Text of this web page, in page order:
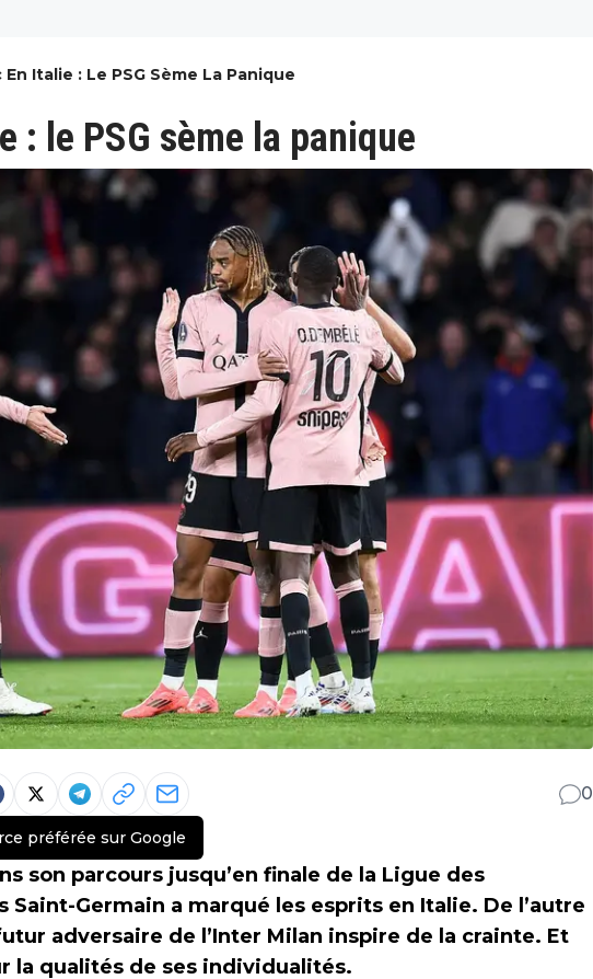
En Italie : Le PSG Sème La Panique
: le PSG sème la panique
0
préférée sur Google
son parcours jusqu’en finale de la Ligue des
Saint-Germain a marqué les esprits en Italie. De l’autre
adversaire de l’Inter Milan inspire de la crainte. Et
la qualités de ses individualités.